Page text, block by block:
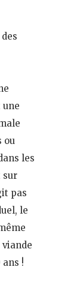
une
ou
les
sur
pas
le
ans !